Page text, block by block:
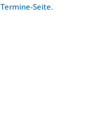
Termine-Seite.